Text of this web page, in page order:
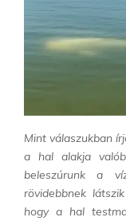
Mint válaszukban
a hal alakja
beleszúrunk a
rövidebbnek
hogy a hal